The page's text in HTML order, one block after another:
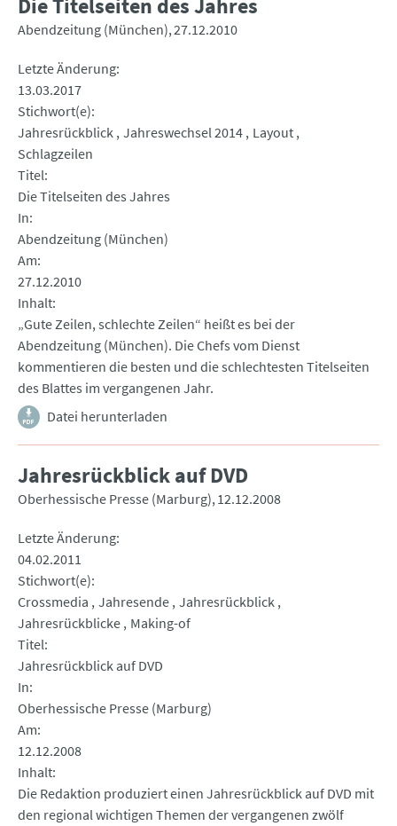
Die Titelseiten des Jahres
Abendzeitung (München) 27.12.2010
Letzte Änderung
13.03.2017
Stichwort(e)
Jahresrückblick Jahreswechsel 2014 Layout
Schlagzeilen
Titel
Die Titelseiten des Jahres
In
Abendzeitung (München)
Am
27.12.2010
Inhalt
„Gute Zeilen, schlechte Zeilen“ heißt es bei der
Abendzeitung (München). Die Chefs vom Dienst
kommentieren die besten und die schlechtesten Titelseiten
des Blattes im vergangenen Jahr.
Datei herunterladen
Jahresrückblick auf DVD
Oberhessische Presse (Marburg) 12.12.2008
Letzte Änderung
04.02.2011
Stichwort(e)
Crossmedia Jahresende Jahresrückblick
Jahresrückblicke Making-of
Titel
Jahresrückblick auf DVD
In
Oberhessische Presse (Marburg)
Am
12.12.2008
Inhalt
Die Redaktion produziert einen Jahresrückblick auf DVD mit
den regional wichtigen Themen der vergangenen zwölf